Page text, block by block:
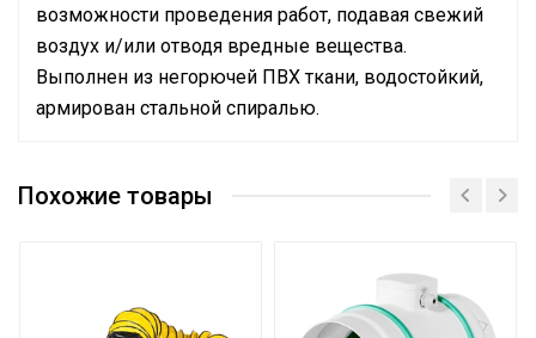
возможности проведения работ, подавая свежий
воздух и/или отводя вредные вещества.
Выполнен из негорючей ПВХ ткани, водостойкий,
армирован стальной спиралью.
(брутто)
Похожие товары